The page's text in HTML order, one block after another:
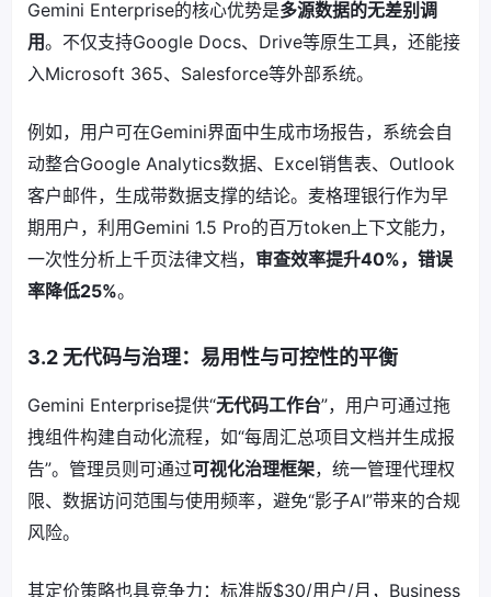
Gemini Enterprise的核心优势是多源数据的无差别调
用。不仅支持Google Docs、Drive等原生工具，还能接
入Microsoft 365、Salesforce等外部系统。
例如，用户可在Gemini界面中生成市场报告，系统会自
动整合Google Analytics数据、Excel销售表、Outlook
客户邮件，生成带数据支撑的结论。麦格理银行作为早
期用户，利用Gemini 1.5 Pro的百万token上下文能力，
一次性分析上千页法律文档， 审查效率提升40%，错误
率降低25%。
3.2 无代码与治理：易用性与可控性的平衡
Gemini Enterprise提供“无代码工作台”，用户可通过拖
拽组件构建自动化流程，如“每周汇总项目文档并生成报
告”。管理员则可通过可视化治理框架，统一管理代理权
限、数据访问范围与使用频率，避免“影子AI”带来的合规
风险。
其定价策略也具竞争力：标准版$30/用户/月，Business